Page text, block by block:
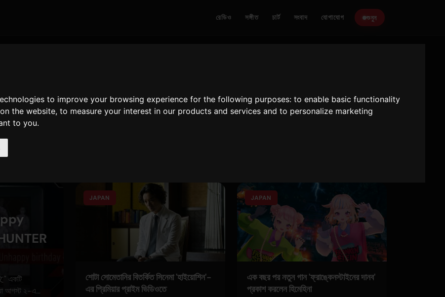
to improve your browsing experience for the following purposes:to enable basic functionality
the website,to measure your interest in our products and services and to personalize marketing
to you.
রেডিও সঙ্গীত চার্ট সংবাদ যোগাযোগ শুনুন
গান সংবাদের, সাক্ষাৎকার, পর্যালোচনা এবং বৈশিষ্ট্য
একটি
আগস্ট ২-এ
JAPAN
শোটা সোমেতানির বিতর্কিত সিনেমা 'হাইয়োশিন'-
এর প্রিমিয়ার প্রাইম ভিডিওতে
JAPAN
এক বছর পর নতুন গান 'ফ্রাঙ্কেনস্টাইনের দানব'
প্রকাশ করলেন হিমেহিনা